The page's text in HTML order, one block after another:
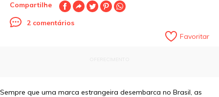
Compartilhe
2 comentários
Favoritar
Sempre que uma marca estrangeira desembarca no Brasil, as